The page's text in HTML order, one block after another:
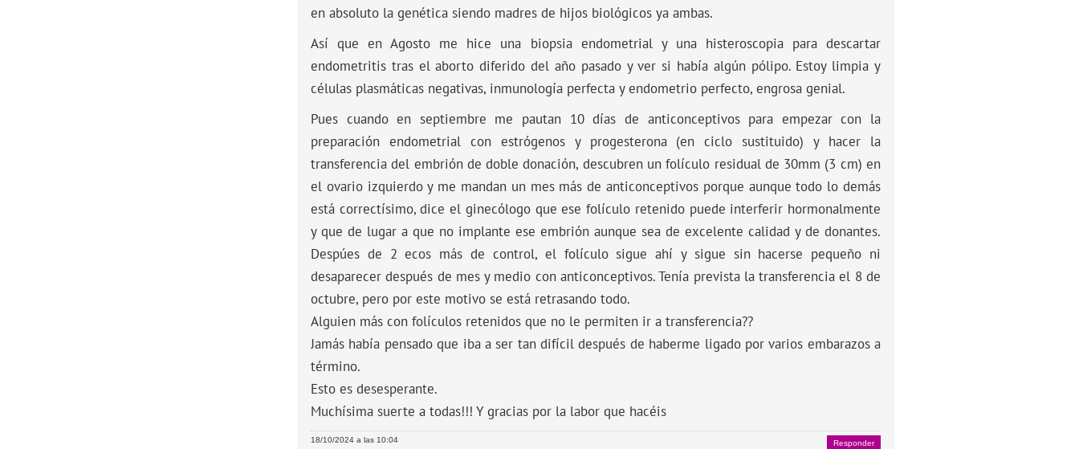
en absoluto la genética siendo madres de hijos biológicos ya ambas.
Así que en Agosto me hice una biopsia endometrial y una histeroscopia para descartar
endometritis tras el aborto diferido del año pasado y ver si había algún pólipo. Estoy limpia y
células plasmáticas negativas, inmunología perfecta y endometrio perfecto, engrosa genial.
Pues cuando en septiembre me pautan 10 días de anticonceptivos para empezar con la
preparación endometrial con estrógenos y progesterona (en ciclo sustituido) y hacer la
transferencia del embrión de doble donación, descubren un folículo residual de 30mm (3 cm) en
el ovario izquierdo y me mandan un mes más de anticonceptivos porque aunque todo lo demás
está correctísimo, dice el ginecólogo que ese folículo retenido puede interferir hormonalmente
y que de lugar a que no implante ese embrión aunque sea de excelente calidad y de donantes.
Despúes de 2 ecos más de control, el folículo sigue ahí y sigue sin hacerse pequeño ni
desaparecer después de mes y medio con anticonceptivos. Tenía prevista la transferencia el 8 de
octubre, pero por este motivo se está retrasando todo.
Alguien más con folículos retenidos que no le permiten ir a transferencia??
Jamás había pensado que iba a ser tan difícil después de haberme ligado por varios embarazos a
término.
Esto es desesperante.
Muchísima suerte a todas!!! Y gracias por la labor que hacéis
18/10/2024 a las 10:04 Responder